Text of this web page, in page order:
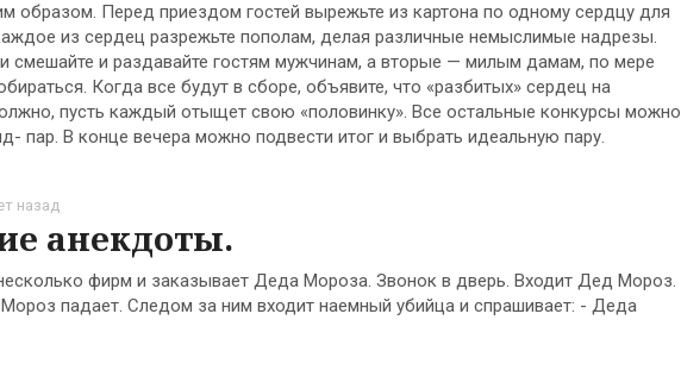
образом. Перед приездом гостей вырежьте из картона по одному сердцу для
из сердец разрежьте пополам, делая различные немыслимые надрезы.
смешайте и раздавайте гостям мужчинам, а вторые — милым дамам, по мере
Когда все будут в сборе, объявите, что «разбитых» сердец на
пусть каждый отыщет свою «половинку». Все остальные конкурсы можно
пар. В конце вечера можно подвести итог и выбрать идеальную пару.
назад
анекдоты.
фирм и заказывает Деда Мороза. Звонок в дверь. Входит Дед Мороз.
падает. Следом за ним входит наемный убийца и спрашивает: - Деда